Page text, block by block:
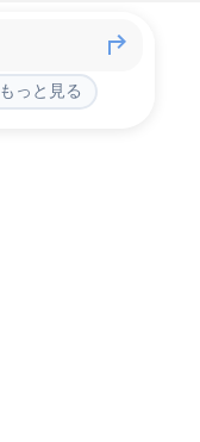
もっと見る